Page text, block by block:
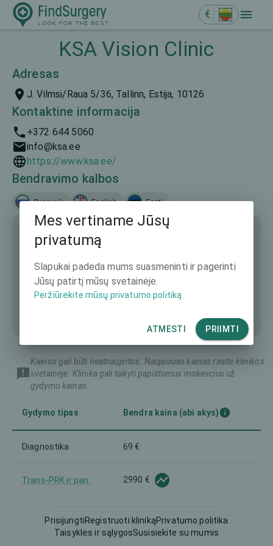
€
KSA Vision Clinic
Adresas
J. Vilmsi/Raua 5/36, Tallinn, Estija, 10126
Kontaktine informacija
+372 644 5060
info@ksa.ee
https://www.ksa.ee/
Bendravimo kalbos
Русский English Eesti
Kainos gali būti neatnaujintos. Naujausias kainas rasite klinikos
svetainėje. Klinika gali taikyti papildomus mokescius už
gydymo kainas.
Gydymo tipas Bendra kaina (abi akys)
Diagnostika 69 €
Trans-PRK ir pan. 2990 €
PrisijungtiRegistruoti klinikąPrivatumo politika
Taisyklės ir sąlygosSusisiekite su mumis
Mes vertiname Jūsų
privatumą
Slapukai padeda mums suasmeninti ir pagerinti
Jūsų patirtį mūsų svetainėje.
Peržiūrėkite mūsų privatumo politiką
ATMESTI PRIIMTI